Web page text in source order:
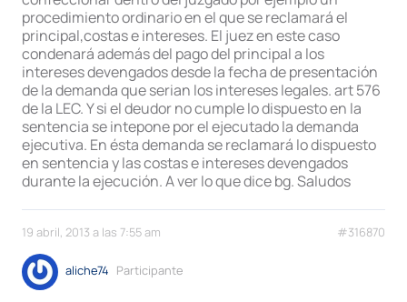
procedimiento ordinario en el que se reclamará el
principal,costas e intereses. El juez en este caso
condenará además del pago del principal a los
intereses devengados desde la fecha de presentación
de la demanda que serian los intereses legales. art 576
de la LEC. Y si el deudor no cumple lo dispuesto en la
sentencia se intepone por el ejecutado la demanda
ejecutiva. En ésta demanda se reclamará lo dispuesto
en sentencia y las costas e intereses devengados
durante la ejecución. A ver lo que dice bg. Saludos
19 abril, 2013 a las 7:55 am #316870
aliche74 Participante